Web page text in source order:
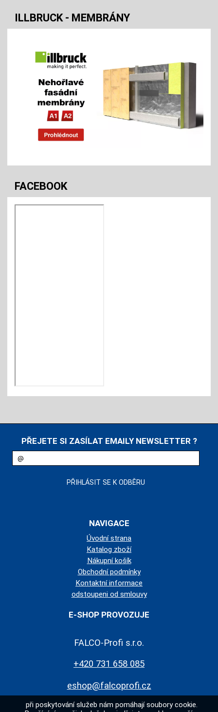
ILLBRUCK - MEMBRÁNY
FACEBOOK
PŘEJETE SI ZASÍLAT EMAILY NEWSLETTER ?
NAVIGACE
Úvodní strana
Katalog zboží
Nákupní košík
Obchodní podmínky
Kontaktní informace
odstoupeni od smlouvy
E-SHOP PROVOZUJE
FALCO-Profi s.r.o.
+420 731 658 085
eshop@falcoprofi.cz
při poskytování služeb nám pomáhají soubory cookie.